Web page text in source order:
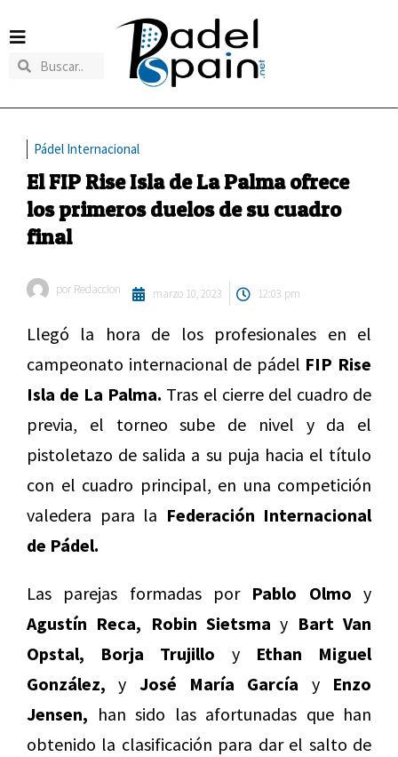
Pádel Internacional
El FIP Rise Isla de La Palma ofrece
los primeros duelos de su cuadro
final
por Redaccion marzo 10, 2023 12:03 pm
Llegó la hora de los profesionales en el
campeonato internacional de pádel FIP Rise
Isla de La Palma. Tras el cierre del cuadro de
previa, el torneo sube de nivel y da el
pistoletazo de salida a su puja hacia el título
con el cuadro principal, en una competición
valedera para la Federación Internacional
de Pádel.
Las parejas formadas por Pablo Olmo y
Agustín Reca, Robin Sietsma y Bart Van
Opstal, Borja Trujillo y Ethan Miguel
González, y José María García y Enzo
Jensen, han sido las afortunadas que han
obtenido la clasificación para dar el salto de